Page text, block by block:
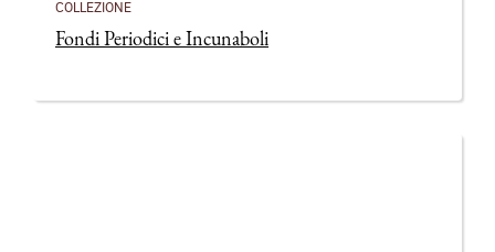
COLLEZIONE
Fondi Periodici e Incunaboli